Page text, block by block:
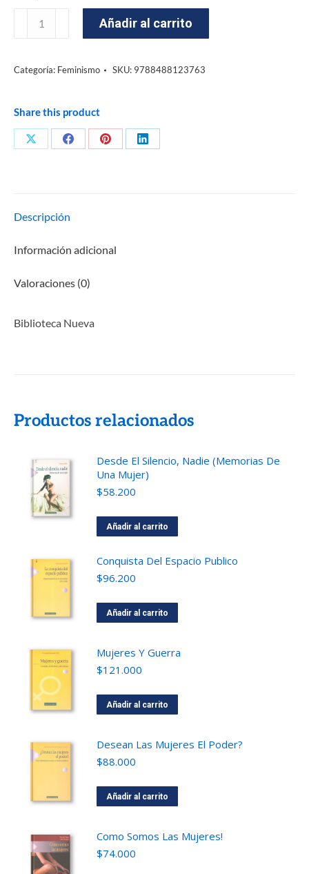
Añadir al carrito
Categoría: Feminismo SKU: 9788488123763
Share this product
Descripción
Información adicional
Valoraciones (0)
Biblioteca Nueva
Productos relacionados
Desde El Silencio, Nadie (Memorias De
Una Mujer)
$58.200
Añadir al carrito
Conquista Del Espacio Publico
$96.200
Añadir al carrito
Mujeres Y Guerra
$121.000
Añadir al carrito
Desean Las Mujeres El Poder?
$88.000
Añadir al carrito
Como Somos Las Mujeres!
$74.000